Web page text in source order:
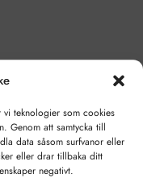
teknologier som cookies
Genom att samtycka till
data såsom surfvanor eller
eller drar tillbaka ditt
negativt.